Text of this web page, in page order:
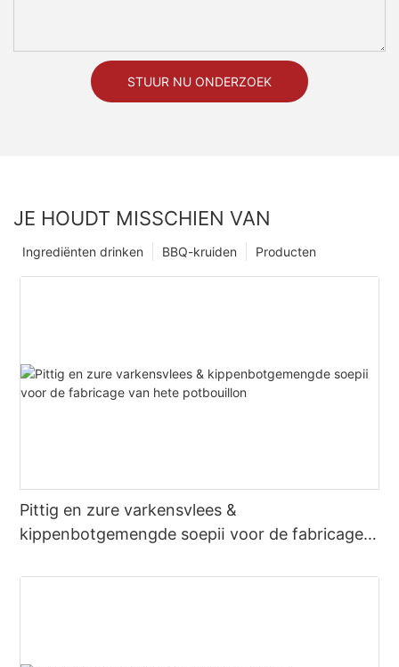
STUUR NU ONDERZOEK
JE HOUDT MISSCHIEN VAN
Producten
BBQ-kruiden
Ingrediënten drinken
Pittig en zure varkensvlees &
kippenbotgemengde soepⅱ voor de fabricage